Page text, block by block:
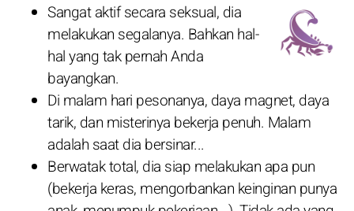
Sangat aktif secara seksual, dia
melakukan segalanya. Bahkan hal-
hal yang tak pernah Anda
bayangkan.
Di malam hari pesonanya, daya magnet, daya
tarik, dan misterinya bekerja penuh. Malam
adalah saat dia bersinar...
Berwatak total, dia siap melakukan apa pun
(bekerja keras, mengorbankan keinginan punya